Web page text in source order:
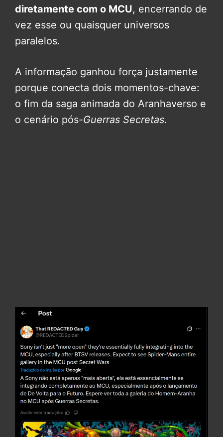
diretamente com o MCU, encerrando de
vez esse ou quaisquer universos
paralelos.
A informação ganhou força justamente
porque conecta dois momentos-chave:
o fim da saga animada do Aranhaverso e
o cenário pós-Guerras Secretas.